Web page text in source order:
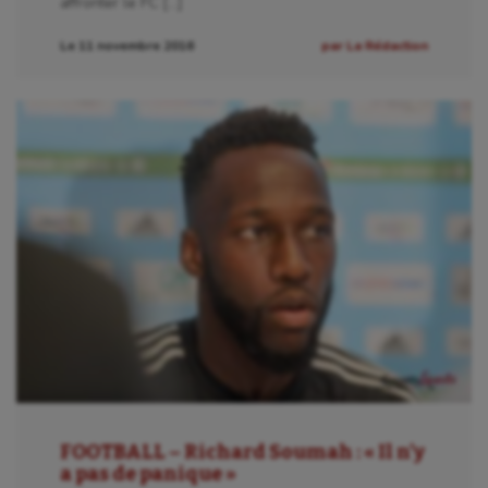
Escrime
Flag football
Football américain
Futsal
Gymnastique
Gymnastique rythmique
Le 11 novembre 2016 par La Rédaction
FOOTBALL – Richard Soumah : « Il n’y
a pas de panique »